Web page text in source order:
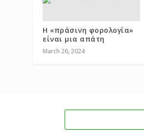
Η «πράσινη φορολογία»
είναι μια απάτη
March 26, 2024